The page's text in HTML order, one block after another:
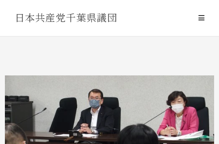
日本共産党千葉県議団